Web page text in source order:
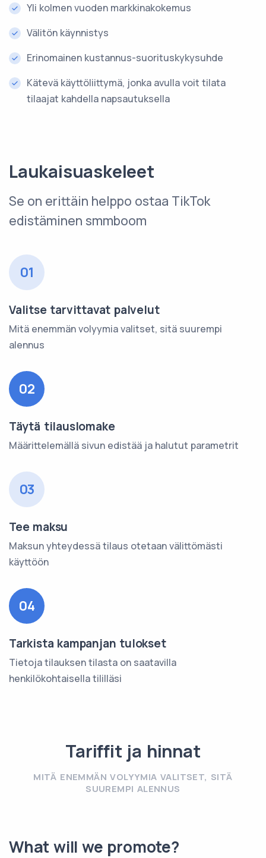
Yli kolmen vuoden markkinakokemus
Välitön käynnistys
Erinomainen kustannus-suorituskykysuhde
Kätevä käyttöliittymä, jonka avulla voit tilata
tilaajat kahdella napsautuksella
Laukaisuaskeleet
Se on erittäin helppo ostaa TikTok
edistäminen smmboom
01
Valitse tarvittavat palvelut
Mitä enemmän volyymia valitset, sitä suurempi
alennus
02
Täytä tilauslomake
Määrittelemällä sivun edistää ja halutut parametrit
03
Tee maksu
Maksun yhteydessä tilaus otetaan välittömästi
käyttöön
04
Tarkista kampanjan tulokset
Tietoja tilauksen tilasta on saatavilla
henkilökohtaisella tililläsi
Tariffit ja hinnat
MITÄ ENEMMÄN VOLYYMIA VALITSET, SITÄ
SUUREMPI ALENNUS
What will we promote?